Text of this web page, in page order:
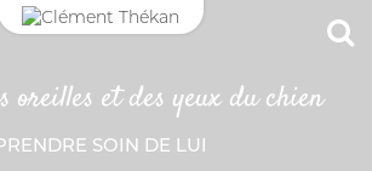
oreilles et des yeux du chien
SOIN DE LUI